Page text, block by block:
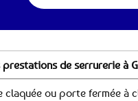
prestations de serrurerie à
ou porte fermée à